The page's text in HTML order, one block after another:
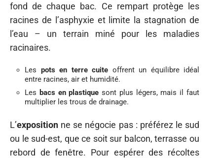
fond de chaque bac. Ce rempart protège les
racines de l’asphyxie et limite la stagnation de
l’eau – un terrain miné pour les maladies
racinaires.
Les pots en terre cuite offrent un équilibre idéal
entre racines, air et humidité.
Les bacs en plastique sont plus légers, mais il faut
multiplier les trous de drainage.
L’exposition ne se négocie pas : préférez le sud
ou le sud-est, que ce soit sur balcon, terrasse ou
rebord de fenêtre. Pour espérer des récoltes